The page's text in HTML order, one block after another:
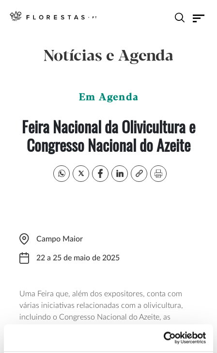
Notícias e Agenda
Em Agenda
Feira Nacional da Olivicultura e
Congresso Nacional do Azeite
Campo Maior
22 a 25 de maio de 2025
Uma Feira que, além dos expositores, conta com
várias iniciativas relacionadas com a olivicultura,
incluindo o Congresso Nacional do Azeite, as
2025. Novos desafios do sector, ESG, identidade do